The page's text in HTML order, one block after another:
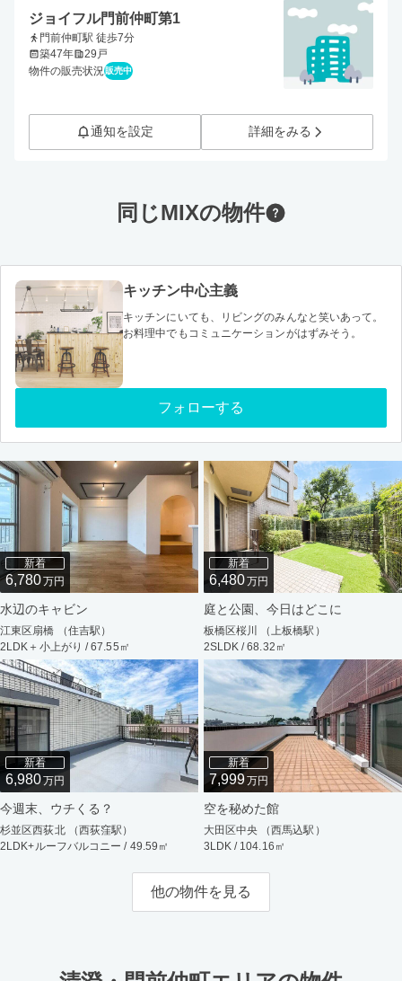
ジョイフル門前仲町第1
門前仲町駅 徒歩7分
築47年
29戸
物件の販売状況 販売中
通知を設定 詳細をみる
同じMIXの物件
キッチン中心主義
キッチンにいても、リビングのみんなと笑いあって。
お料理中でもコミュニケーションがはずみそう。
フォローする
新着
6,780万円
水辺のキャビン
江東区扇橋 （住吉駅）
2LDK＋小上がり / 67.55㎡
新着
6,480万円
庭と公園、今日はどこに
板橋区桜川 （上板橋駅）
2SLDK / 68.32㎡
新着
6,980万円
今週末、ウチくる？
杉並区西荻北 （西荻窪駅）
2LDK+ルーフバルコニー / 49.59㎡
新着
7,999万円
空を秘めた館
大田区中央 （西馬込駅）
3LDK / 104.16㎡
他の物件を見る